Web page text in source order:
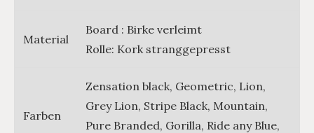
Material
Board : Birke verleimt
Rolle: Kork stranggepresst
Farben
Zensation black, Geometric, Lion,
Grey Lion, Stripe Black, Mountain,
Pure Branded, Gorilla, Ride any Blue,